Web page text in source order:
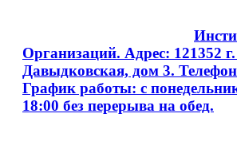
Организаций. Адрес: 121352
Давыдковская, дом 3.
График работы: с
18:00 без перерыва на обед.